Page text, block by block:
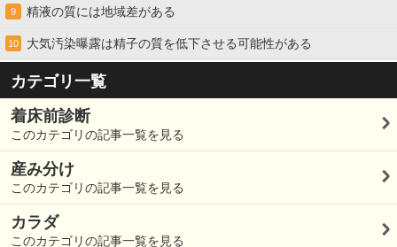
9 精液の質には地域差がある
10 大気汚染曝露は精子の質を低下させる可能性がある
カテゴリ一覧
着床前診断
このカテゴリの記事一覧を見る
産み分け
このカテゴリの記事一覧を見る
カラダ
このカテゴリの記事一覧を見る